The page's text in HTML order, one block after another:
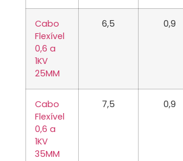
Cabo
Flexível
0,6 a
1KV
25MM
6,5 0,9
Cabo
Flexível
0,6 a
1KV
35MM
7,5 0,9